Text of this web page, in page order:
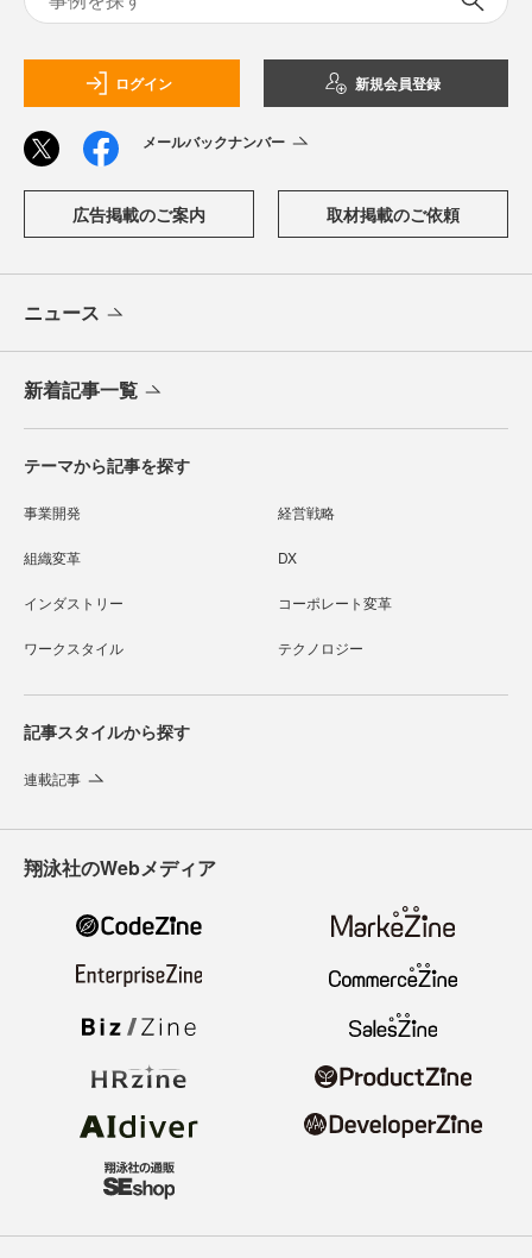
ログイン 新規会員登録
メールバックナンバー
広告掲載のご案内 取材掲載のご依頼
ニュース
新着記事一覧
テーマから記事を探す
事業開発 経営戦略
組織変革 DX
インダストリー コーポレート変革
ワークスタイル テクノロジー
記事スタイルから探す
連載記事
翔泳社のWebメディア